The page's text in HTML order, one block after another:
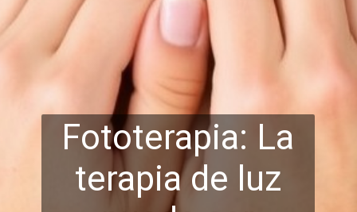
Fototerapia: La
terapia de luz